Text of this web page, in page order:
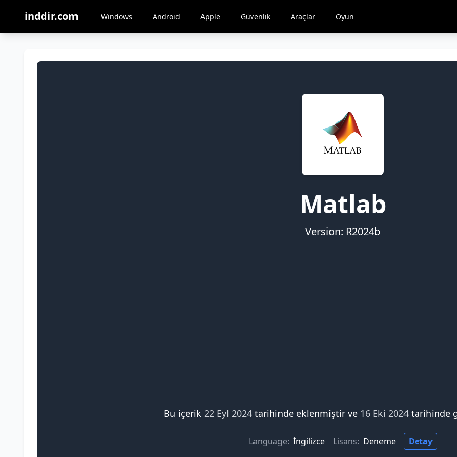
inddir.com Windows Android Apple Güvenlik Araçlar Oyun
Matlab
Version: R2024b
Bu içerik 22 Eyl 2024 tarihinde eklenmiştir ve 16 Eki 2024 tarihinde
Language: İngilizce Lisans: Deneme Detay